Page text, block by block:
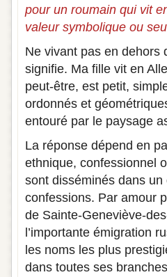
pour un roumain qui vit
valeur symbolique ou
Ne vivant pas en dehors
signifie. Ma fille vit en
peut-être, est petit,
ordonnés et
entouré par le paysage
La réponse dépend en
ethnique, confessionnel
sont disséminés dans un
confessions. Par amour
de Sainte-Geneviève-
l’importante émigration
les noms les plus
dans toutes ses